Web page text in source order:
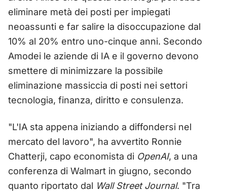
eliminare metà dei posti per impiegati
neoassunti e far salire la disoccupazione dal
10% al 20% entro uno-cinque anni. Secondo
Amodei le aziende di IA e il governo devono
smettere di minimizzare la possibile
eliminazione massiccia di posti nei settori
tecnologia, finanza, diritto e consulenza.
"L'IA sta appena iniziando a diffondersi nel
mercato del lavoro", ha avvertito Ronnie
Chatterji, capo economista di OpenAI, a una
conferenza di Walmart in giugno, secondo
quanto riportato dal Wall Street Journal. "Tra